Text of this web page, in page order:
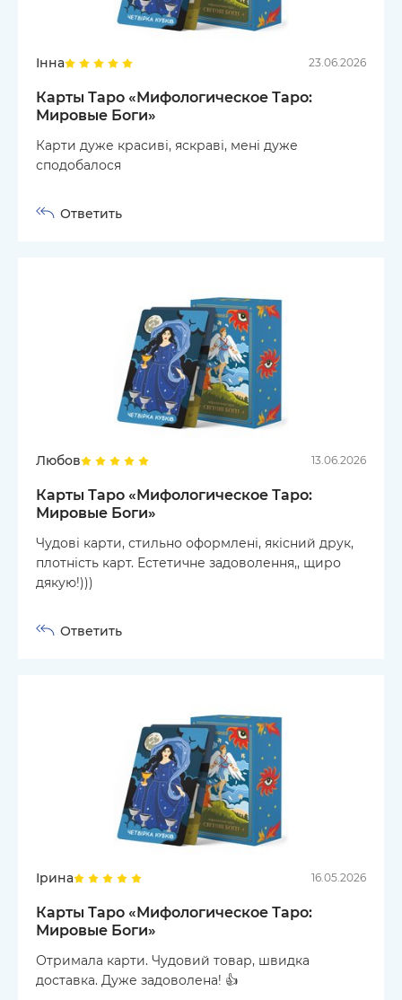
Інна 23.06.2026
Карты Таро «Мифологическое Таро:
Мировые Боги»
Карти дуже красиві, яскраві, мені дуже
сподобалося
Ответить
Любов 13.06.2026
Карты Таро «Мифологическое Таро:
Мировые Боги»
Чудові карти, стильно оформлені, якісний друк,
плотність карт. Естетичне задоволення,, щиро
дякую!)))
Ответить
Ірина 16.05.2026
Карты Таро «Мифологическое Таро:
Мировые Боги»
Отримала карти. Чудовий товар, швидка
доставка. Дуже задоволена! 👍